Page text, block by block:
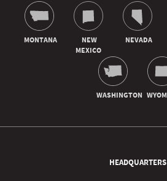
HEADQUARTERS